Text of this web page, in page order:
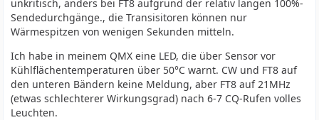
unkritisch, anders bei FT8 aufgrund der relativ langen 100%-
Sendedurchgänge., die Transisitoren können nur
Wärmespitzen von wenigen Sekunden mitteln.
Ich habe in meinem QMX eine LED, die über Sensor vor
Kühlflächentemperaturen über 50°C warnt. CW und FT8 auf
den unteren Bändern keine Meldung, aber FT8 auf 21MHz
(etwas schlechterer Wirkungsgrad) nach 6-7 CQ-Rufen volles
Leuchten.